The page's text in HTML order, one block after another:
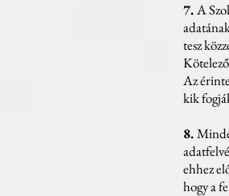
7.A
tesz
Az
kik
8.
ehhez
hogy a